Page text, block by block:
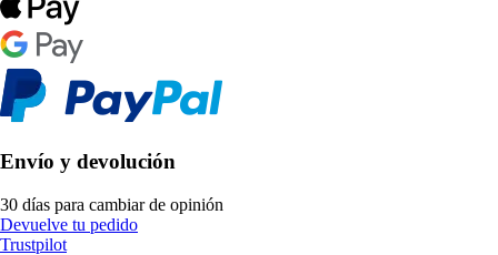
Envío y devolución
30 días para cambiar de opinión
Devuelve tu pedido
Trustpilot